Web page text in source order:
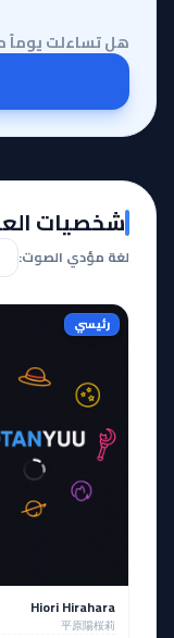
شخصيات
لغة مؤدي الصوت:
رئيسي
Hiori Hirahara
平原陽桜莉